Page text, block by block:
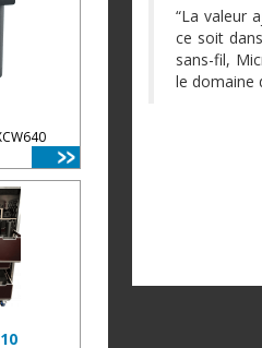
“La valeur
ce soit
sans-fil,
le domaine